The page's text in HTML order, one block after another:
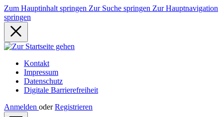
Zum Hauptinhalt springen Zur Suche springen Zur Hauptnavigation
springen
Kontakt
Impressum
Datenschutz
Digitale Barrierefreiheit
Anmelden oder Registrieren